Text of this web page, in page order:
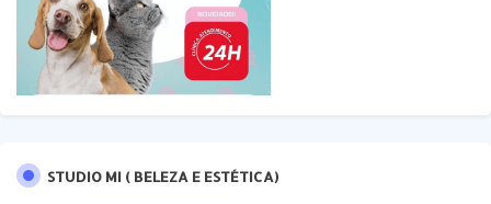
STUDIO MI ( BELEZA E ESTÉTICA)